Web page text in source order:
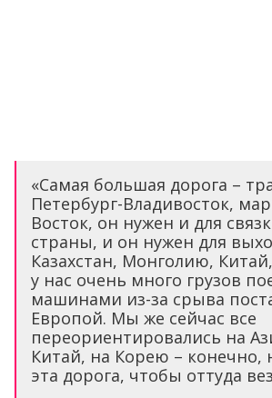
«Самая большая дорога –
Петербург-Владивосток,
Восток, он нужен и для
страны, и он нужен для
Казахстан, Монголию,
у нас очень много грузов
машинами из-за срыва
Европой. Мы же сейчас все
переориентировались на
Китай, на Корею – конечно,
эта дорога, чтобы оттуда